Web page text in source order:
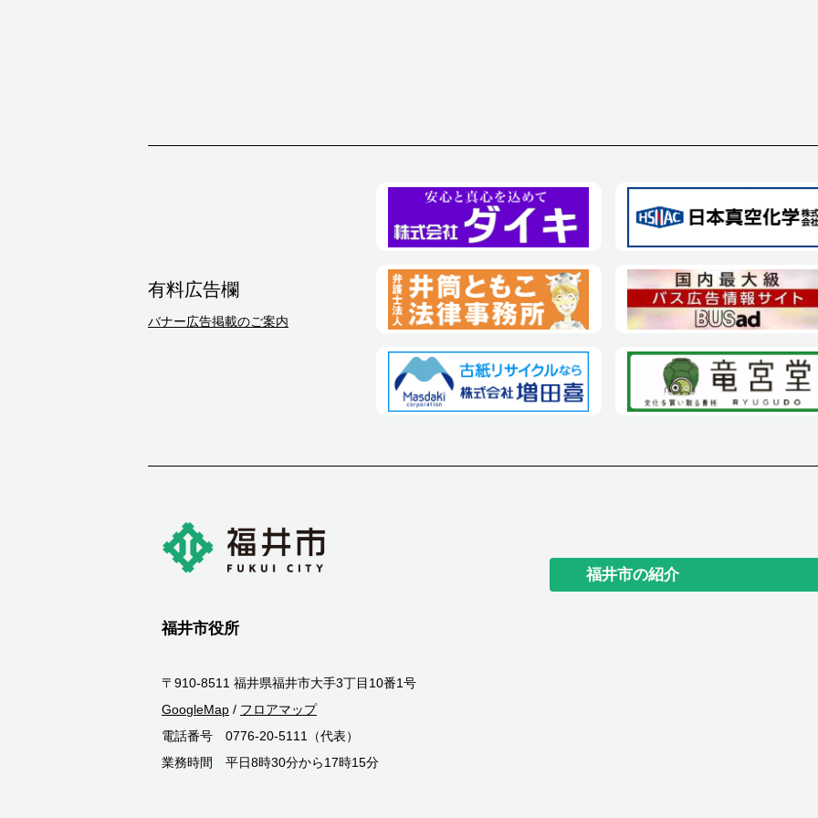
有料広告欄
バナー広告掲載のご案内
福井市役所
〒910-8511 福井県福井市大手3丁目10番1号
GoogleMap / フロアマップ
電話番号 0776-20-5111（代表）
業務時間 平日8時30分から17時15分
福井市の紹介